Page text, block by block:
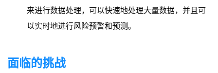
来进行数据处理，可以快速地处理大量数据，并且可
以实时地进行风险预警和预测。
面临的挑战